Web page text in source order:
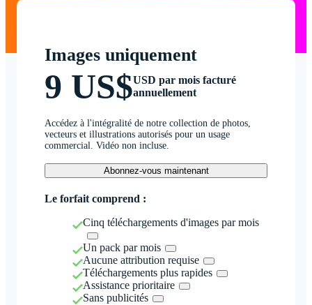
Images uniquement
9 US$USD par mois facturé
annuellement
Accédez à l'intégralité de notre collection de photos,
vecteurs et illustrations autorisés pour un usage
commercial. Vidéo non incluse.
Abonnez-vous maintenant
Le forfait comprend :
Cinq téléchargements d'images par mois
Un pack par mois
Aucune attribution requise
Téléchargements plus rapides
Assistance prioritaire
Sans publicités